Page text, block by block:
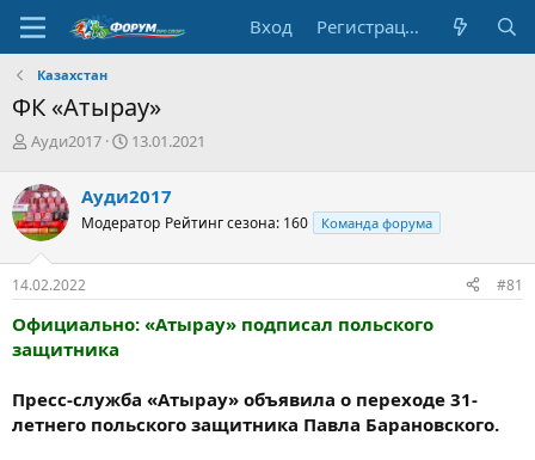
Вход Регистрация
Казахстан
ФК «Атырау»
А
т
о
р
т
е
м
Ауди2017
Д
а
н
ч
а
13.01.2021
Ауди2017
Модератор Рейтинг сезона: 160 Команда форума
14.02.2022 #81
Официально: «Атырау» подписал польского
защитника
Пресс-служба «Атырау» объявила о переходе 31-
летнего польского защитника Павла Барановского.